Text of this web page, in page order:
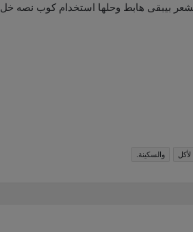
بيبقى هابط وحلها استخدام كوب نصه خل
لأكل والسكينة.